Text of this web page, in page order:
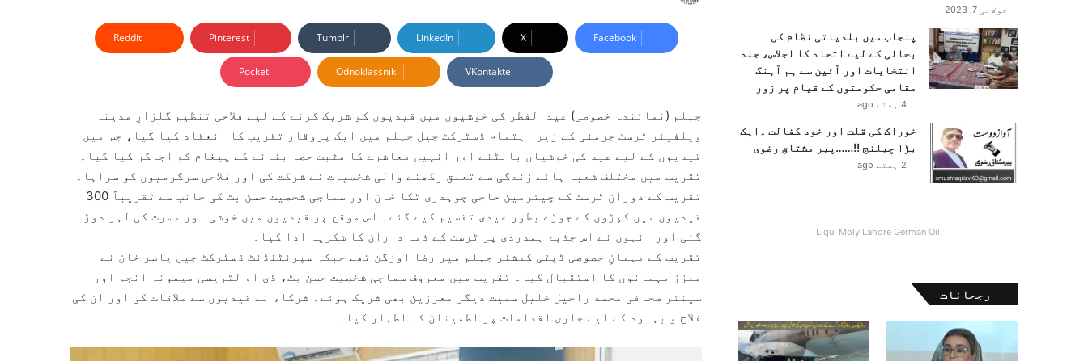
n
d
n
e
Facebook
X
LinkedIn
Tumblr
Pinterest
Reddit
VKontakte
Odnoklassniki
Pocket
جہلم (نمائندہ خصوصی) عیدالفطر کی خوشیوں میں قیدیوں کو شریک کرنے کے لیے فلاحی تنظیم گلزارِ مدینہ
ویلفیئر ٹرسٹ جرمنی کے زیر اہتمام ڈسٹرکٹ جیل جہلم میں ایک پروقار تقریب کا انعقاد کیا گیا، جس میں
قیدیوں کے لیے عید کی خوشیاں بانٹنے اور انہیں معاشرے کا مثبت حصہ بنانے کے پیغام کو اجاگر کیا گیا۔
تقریب میں مختلف شعبہ ہائے زندگی سے تعلق رکھنے والی شخصیات نے شرکت کی اور فلاحی سرگرمیوں کو سراہا۔
تقریب کے دوران ٹرسٹ کے چیئرمین حاجی چوہدری ٹکا خان اور سماجی شخصیت حسن بٹ کی جانب سے تقریباً 300
قیدیوں میں کپڑوں کے جوڑے بطور عیدی تقسیم کیے گئے۔ اس موقع پر قیدیوں میں خوشی اور مسرت کی لہر دوڑ
گئی اور انہوں نے اس جذبۂ ہمدردی پر ٹرسٹ کے ذمہ داران کا شکریہ ادا کیا۔
تقریب کے مہمانِ خصوصی ڈپٹی کمشنر جہلم میر رضا اوزگن تھے جبکہ سپرنٹنڈنٹ ڈسٹرکٹ جیل یاسر خان نے
معزز مہمانوں کا استقبال کیا۔ تقریب میں معروف سماجی شخصیت حسن بٹ، ڈی او لٹریسی میمونہ انجم اور
سینئر صحافی محمد راحیل خلیل سمیت دیگر معززین بھی شریک ہوئے۔ شرکاء نے قیدیوں سے ملاقات کی اور ان کی
فلاح و بہبود کے لیے جاری اقدامات پر اطمینان کا اظہار کیا۔
جولائی 7, 2023
پنجاب میں بلدیاتی نظام کی
بحالی کے لیے اتحاد کا اجلاس، جلد
انتخابات اور آئین سے ہم آہنگ
مقامی حکومتوں کے قیام پر زور
4 ہفتے ago
خوراک کی قلت اور خود کفالت ۔ایک
بڑا چیلنج !!……پیر مشتاق رضوی
2 ہفتے ago
Liqui Moly Lahore German Oil
رجحانات